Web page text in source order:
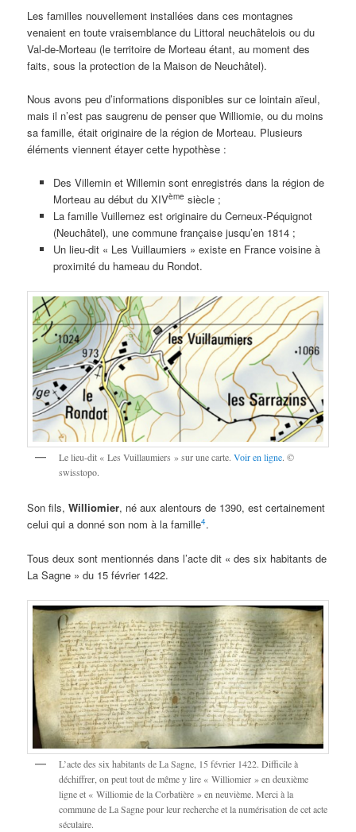
Les familles nouvellement installées dans ces montagnes
venaient en toute vraisemblance du Littoral neuchâtelois ou du
Val-de-Morteau (le territoire de Morteau étant, au moment des
faits, sous la protection de la Maison de Neuchâtel).
Nous avons peu d’informations disponibles sur ce lointain aïeul,
mais il n’est pas saugrenu de penser que Williomie, ou du moins
sa famille, était originaire de la région de Morteau. Plusieurs
éléments viennent étayer cette hypothèse :
Des Villemin et Willemin sont enregistrés dans la région de
Morteau au début du XIVème siècle ;
La famille Vuillemez est originaire du Cerneux-Péquignot
(Neuchâtel), une commune française jusqu’en 1814 ;
Un lieu-dit « Les Vuillaumiers » existe en France voisine à
proximité du hameau du Rondot.
Le lieu-dit « Les Vuillaumiers » sur une carte.Voir en ligne. ©
swisstopo.
Son fils,Williomier, né aux alentours de 1390, est certainement
celui qui a donné son nom à la famille4.
Tous deux sont mentionnés dans l’acte dit « des six habitants de
La Sagne » du 15 février 1422.
L’acte des six habitants de La Sagne, 15 février 1422. Difficile à
déchiffrer, on peut tout de même y lire « Williomier » en deuxième
ligne et « Williomie de la Corbatière » en neuvième. Merci à la
commune de La Sagne pour leur recherche et la numérisation de cet acte
séculaire.